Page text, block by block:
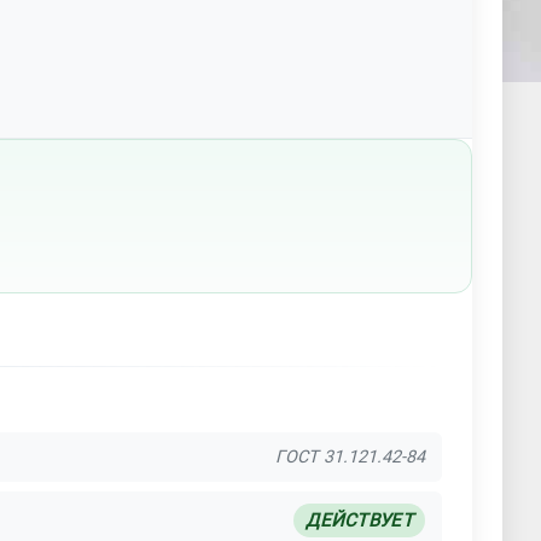
ГОСТ 31.121.42-84
ДЕЙСТВУЕТ